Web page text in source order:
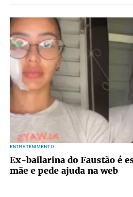
ENTRETENIMENTO
Ex-bailarina do Faustão é
mãe e pede ajuda na web